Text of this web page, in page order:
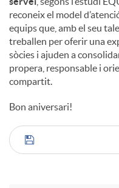
reconeix el model
equips que, amb el seu
treballen per oferir una
sòcies i ajuden a
propera, responsable i
compartit.
Bon aniversari!
C